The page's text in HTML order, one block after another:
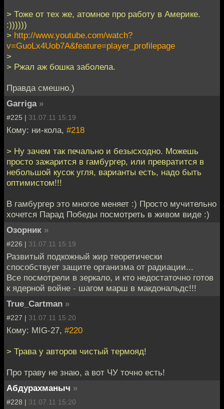
> Тоже от тех же, атомное про работу в Америке.
:))))))
> http://www.youtube.com/watch?
v=GuoLx4Uob7A&feature=player_profilepage
>
> Ржал аж бошка заболела.
Правда смешно.)
Garriga »
#225 | 31.07.11 15:19
Кому: ни-кола, #218
> Ну зачем так печально и безысходно. Можешь
просто зажарится в гамбургер, или превратится в
небольшой кусок угля, варианты есть, надо быть
оптимистом!!!
В гамбургер это многое меняет :) Просто мучительно
хочется Парад Победы посмотреть в живом виде :)
Озорник »
#226 | 31.07.11 15:19
Развитый подкожный жир теоретически
способствует защите организма от радиации...
Все посмотрели в зеркало, и кто недостаточно готов
к ядерной войне - шагом марш в макдональдс!!!
True_Cartman »
#227 | 31.07.11 15:20
Кому: MIG-27, #220
> Трава у авторов чистый термояд!
Про траву не знаю, а вот ЧУ точно есть!
Абдурахманыч »
#228 | 31.07.11 15:20